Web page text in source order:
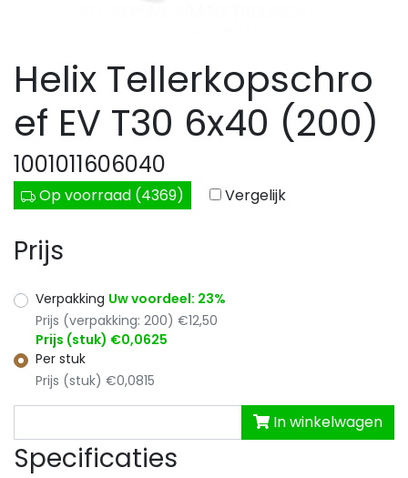
Helix Tellerkopschro
ef EV T30 6x40 (200)
1001011606040
Op voorraad (4369) Vergelijk
Prijs
Verpakking Uw voordeel: 23%
Prijs (verpakking: 200) €12,50
Prijs (stuk) €0,0625
Per stuk
Prijs (stuk) €0,0815
In winkelwagen
Specificaties